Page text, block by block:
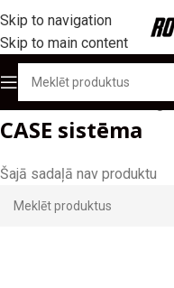
Skip to navigation
Skip to main content
Sākums/Produktu katalogs
CASE sistēma
Šajā sadaļā nav produktu